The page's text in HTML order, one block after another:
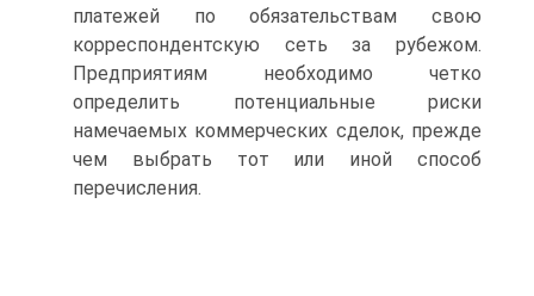
платежей по обязательствам свою
корреспондентскую сеть за рубежом.
Предприятиям необходимо четко
определить потенциальные риски
намечаемых коммерческих сделок, прежде
чем выбрать тот или иной способ
перечисления.